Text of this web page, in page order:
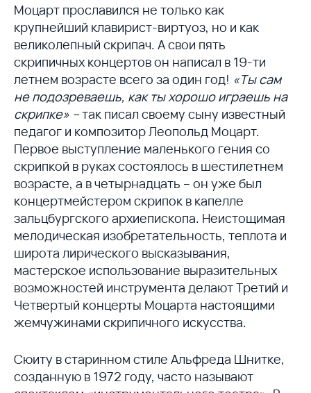
Моцарт прославился не только как
крупнейший клавирист-виртуоз, но и как
великолепный скрипач. А свои пять
скрипичных концертов он написал в 19-ти
летнем возрасте всего за один год! «Ты сам
не подозреваешь, как ты хорошо играешь на
скрипке» –так писал своему сыну известный
педагог и композитор Леопольд Моцарт.
Первое выступление маленького гения со
скрипкой в руках состоялось в шестилетнем
возрасте, а в четырнадцать – он уже был
концертмейстером скрипок в капелле
зальцбургского архиепископа. Неистощимая
мелодическая изобретательность, теплота и
широта лирического высказывания,
мастерское использование выразительных
возможностей инструмента делают Третий и
Четвертый концерты Моцарта настоящими
жемчужинами скрипичного искусства.
Сюиту в старинном стиле Альфреда Шнитке,
созданную в 1972 году, часто называют